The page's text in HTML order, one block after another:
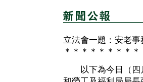
立法會一題：安老事
＊＊＊＊＊＊＊＊＊
以下為今日（四